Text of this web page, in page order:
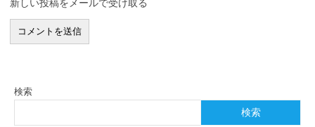
新しい投稿をメールで受け取る
検索
検索